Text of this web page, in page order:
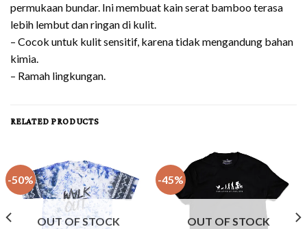
permukaan bundar. Ini membuat kain serat bamboo terasa
lebih lembut dan ringan di kulit.
– Cocok untuk kulit sensitif, karena tidak mengandung bahan
kimia.
– Ramah lingkungan.
RELATED PRODUCTS
-50%
OUT OF STOCK
-45%
OUT OF STOCK